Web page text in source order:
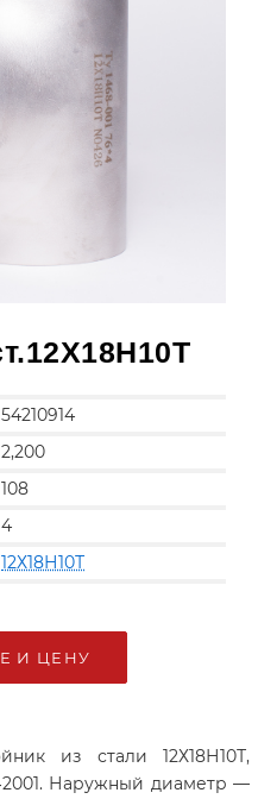
54210914
2,200
108
4
12Х18Н10Т
И ЦЕНУ
из стали 12Х18Н10Т,
Наружный диаметр —